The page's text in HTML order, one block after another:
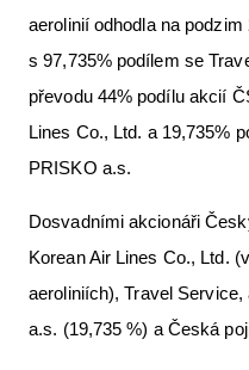
aerolinií odhodla na
s 97,735% podílem se
převodu 44% podílu akcií
Lines Co., Ltd. a 19,735%
PRISKO a.s.
Dosvadními akcionáři
Korean Air Lines Co., Ltd.
aeroliniích), Travel
a.s. (19,735 %) a Česká